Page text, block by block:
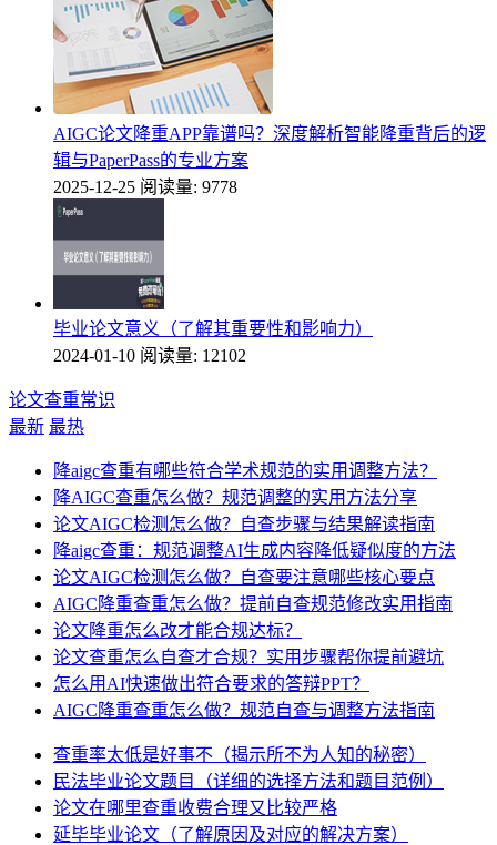
AIGC论文降重APP靠谱吗？深度解析智能降重背后的逻
辑与PaperPass的专业方案
2025-12-25 阅读量: 9778
毕业论文意义（了解其重要性和影响力）
2024-01-10 阅读量: 12102
论文查重常识
最新 最热
降aigc查重有哪些符合学术规范的实用调整方法？
降AIGC查重怎么做？规范调整的实用方法分享
论文AIGC检测怎么做？自查步骤与结果解读指南
降aigc查重：规范调整AI生成内容降低疑似度的方法
论文AIGC检测怎么做？自查要注意哪些核心要点
AIGC降重查重怎么做？提前自查规范修改实用指南
论文降重怎么改才能合规达标？
论文查重怎么自查才合规？实用步骤帮你提前避坑
怎么用AI快速做出符合要求的答辩PPT？
AIGC降重查重怎么做？规范自查与调整方法指南
查重率太低是好事不（揭示所不为人知的秘密）
民法毕业论文题目（详细的选择方法和题目范例）
论文在哪里查重收费合理又比较严格
延毕毕业论文（了解原因及对应的解决方案）